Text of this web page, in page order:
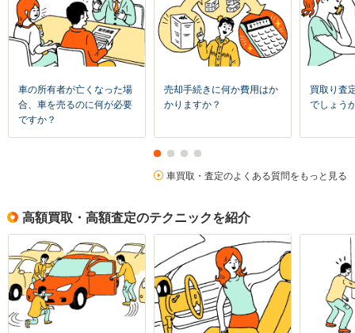
車の所有者が亡くなった場
合、車を売るのに何が必要
ですか？
売却手続きに何か費用はか
かりますか？
買取り査
でしょう
車買取・査定のよくある質問をもっと見る
高額買取・高額査定のテクニックを紹介